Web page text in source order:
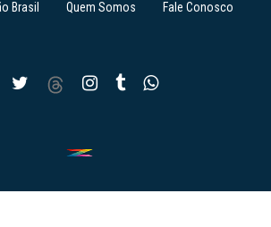
Brasil Quem Somos Fale Conosco